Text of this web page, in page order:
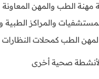
مهنة الطب والمهن
والمراكز
الطب كمحلات